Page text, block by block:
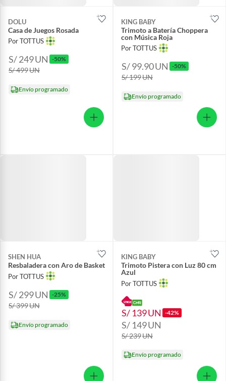
DOLU
Casa de Juegos Rosada
Por TOTTUS
S/ 249UN -50%
S/ 499UN
Envío programado
KING BABY
Trimoto a Batería Choppera
con Música Roja
Por TOTTUS
S/ 99.90UN -50%
S/ 199UN
Envío programado
SHEN HUA
Resbaladera con Aro de Basket
Por TOTTUS
S/ 299UN -25%
S/ 399UN
Envío programado
KING BABY
Trimoto Pistera con Luz 80 cm
Azul
Por TOTTUS
S/ 139UN -42%
S/ 149UN
S/ 239UN
Envío programado